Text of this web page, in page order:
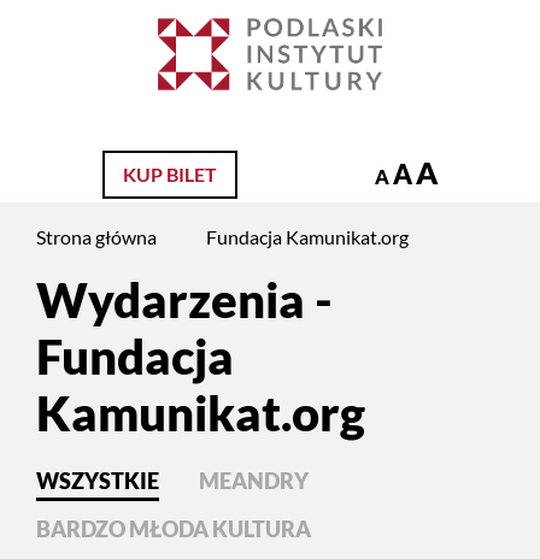
Kamunikat.org
KUP BILET AAA
Strona główna Fundacja Kamunikat.org
Wydarzenia -
Fundacja
Kamunikat.org
WSZYSTKIE
MEANDRY
BARDZO MŁODA KULTURA